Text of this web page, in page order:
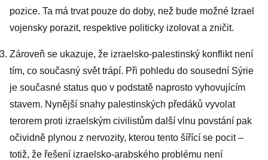
pozice. Ta má trvat pouze do doby, než bude možné Izrael
vojensky porazit, respektive politicky izolovat a zničit.
Zároveň se ukazuje, že izraelsko-palestinský konflikt není
tím, co současný svět trápí. Při pohledu do sousední Sýrie
je současné status quo v podstatě naprosto vyhovujícím
stavem. Nynější snahy palestinských předáků vyvolat
terorem proti izraelským civilistům další vlnu povstání pak
očividně plynou z nervozity, kterou tento šířící se pocit –
totiž, že řešení izraelsko-arabského problému není